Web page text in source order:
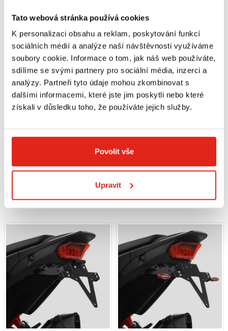
Tato webová stránka používá cookies
K personalizaci obsahu a reklam, poskytování funkcí
sociálních médií a analýze naší návštěvnosti využíváme
soubory cookie. Informace o tom, jak náš web používáte,
sdílíme se svými partnery pro sociální média, inzerci a
analýzy. Partneři tyto údaje mohou zkombinovat s
dalšími informacemi, které jste jim poskytli nebo které
získali v důsledku toho, že používáte jejich služby.
Povolit vše
Upravit
SW MOTECH SPORT KRYTY RÚK
HONDA CRF 1000 L/AS / CRF 1100
L/AS / X-ADV
HS MOTO DRŽIAK EČV HONDA CRF
1100 L AFRICA TWIN/ADVENTURE
SPORTS (20-24)